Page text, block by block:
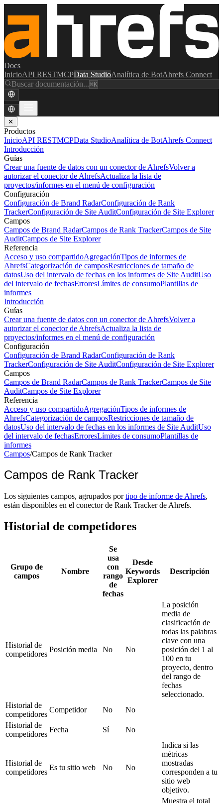
Docs
InicioAPI RESTMCPData StudioAnalítica de BotAhrefs Connect
Buscar documentación...⌘K
✕
Productos
InicioAPI RESTMCPData StudioAnalítica de BotAhrefs Connect
Introducción
Guías
Crear una fuente de datos con un conector de AhrefsVolver a
autorizar el conector de AhrefsActualiza la lista de
proyectos/informes en el menú de configuración
Configuración
Configuración de Brand RadarConfiguración de Rank
TrackerConfiguración de Site AuditConfiguración de Site Explorer
Campos
Campos de Brand RadarCampos de Rank TrackerCampos de Site
AuditCampos de Site Explorer
Referencia
Acceso y uso compartidoAgregaciónTipos de informes de
AhrefsCategorización de camposRestricciones de tamaño de
datosUso del intervalo de fechas en los informes de Site AuditUso
del intervalo de fechasErroresLímites de consumoPlantillas de
informes
Introducción
Guías
Crear una fuente de datos con un conector de AhrefsVolver a
autorizar el conector de AhrefsActualiza la lista de
proyectos/informes en el menú de configuración
Configuración
Configuración de Brand RadarConfiguración de Rank
TrackerConfiguración de Site AuditConfiguración de Site Explorer
Campos
Campos de Brand RadarCampos de Rank TrackerCampos de Site
AuditCampos de Site Explorer
Referencia
Acceso y uso compartidoAgregaciónTipos de informes de
AhrefsCategorización de camposRestricciones de tamaño de
datosUso del intervalo de fechas en los informes de Site AuditUso
del intervalo de fechasErroresLímites de consumoPlantillas de
informes
Campos/Campos de Rank Tracker
Campos de Rank Tracker
Los siguientes campos, agrupados portipo de informe de Ahrefs,
están disponibles en el conector de Rank Tracker de Ahrefs.
Historial de competidores
Grupo de
campos
Nombre
Se
usa
con
rango
de
fechas
Desde
Keywords
Explorer
Descripción
Historial de
competidores
Posición media No No
La posición
media de
clasificación de
todas las palabras
clave con una
posición del 1 al
100 en tu
proyecto, dentro
del rango de
fechas
seleccionado.
Historial de
competidores
Competidor No
No
Historial de
competidores
Fecha Sí No
Historial de
competidores
Es tu sitio web No No
Indica si las
métricas
mostradas
corresponden a tu
sitio web
objetivo.
Muestra el total